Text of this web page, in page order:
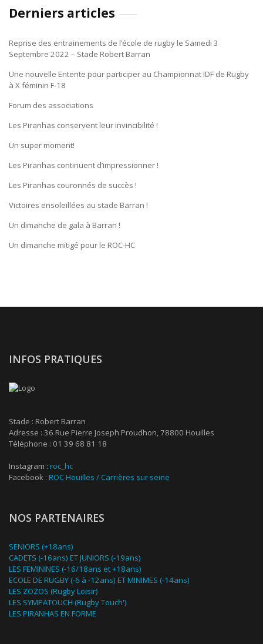
Derniers articles
Reprise des entrainements de l’école de rugby le Samedi 3
Septembre 2022 – Stade Robert Barran
Une nouvelle Entente pour participer au Championnat IDF de Rugby
à X féminin F-18
Forum des associations
Les Piranhas conservent leur invincibilité !
Un super moment!
Les Piranhas continuent d’impressionner !
Les Piranhas couronnés de succès !
Victoires ensoleillées au stade Barran !
Un dimanche de gala à Barran !
Un dimanche mitigé pour le ROC-HC
INFOS PRATIQUES
Stade : Robert Barran
Adresse : 36 Rue Pierre Joseph Proudhon, 78800 Houilles
Téléphone : 01 39 68 81 18
Instagram : roc_hc
Facebook : ROC Houilles / Carrières sur seine
NOS PARTENAIRES
SENIORS (+18ans)
CADETS (-16ans) ET JUNIORS (-19ans)
LES FEMININES (-16/18ans et +18ans)
ECOLE DE RUGBY (-6 à -12ans) ET MINIMES (-14ans)
LES ZOZOS (Rugby Loisir)
LES SYMPATOUCH (Rugby Touch')
LES PIRANHAS EN FORME